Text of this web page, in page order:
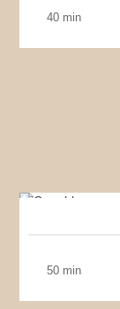
40 min
50 min